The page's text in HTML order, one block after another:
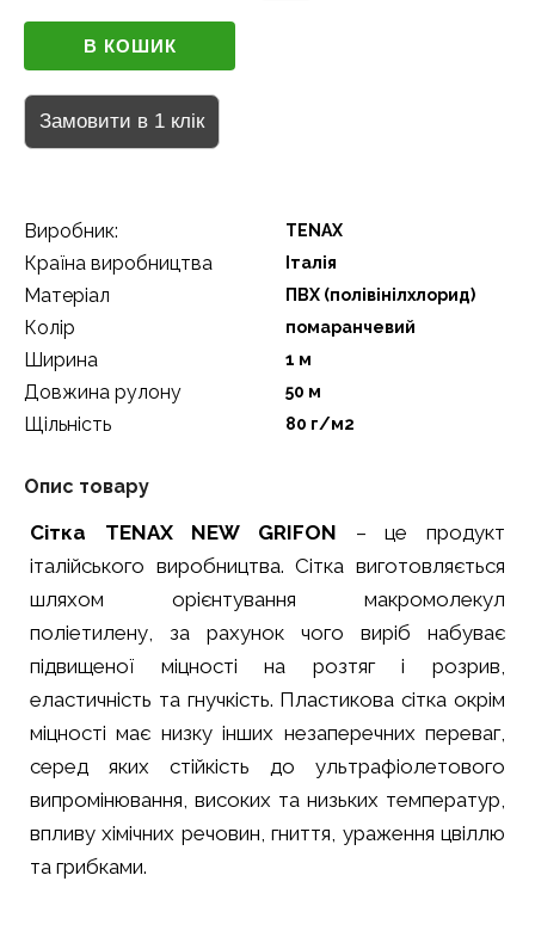
Виробник: TENAX
Країна виробництва Італія
Матеріал ПВХ (полівінілхлорид)
Колір помаранчевий
Ширина 1 м
Довжина рулону 50 м
Щільність 80 г/м2
Опис товару
Сітка TENAX NEW GRIFON – це продукт
італійського виробництва. Сітка виготовляється
шляхом орієнтування макромолекул
поліетилену, за рахунок чого виріб набуває
підвищеної міцності на розтяг і розрив,
еластичність та гнучкість. Пластикова сітка окрім
міцності має низку інших незаперечних переваг,
серед яких стійкість до ультрафіолетового
випромінювання, високих та низьких температур,
впливу хімічних речовин, гниття, ураження цвіллю
та грибками.